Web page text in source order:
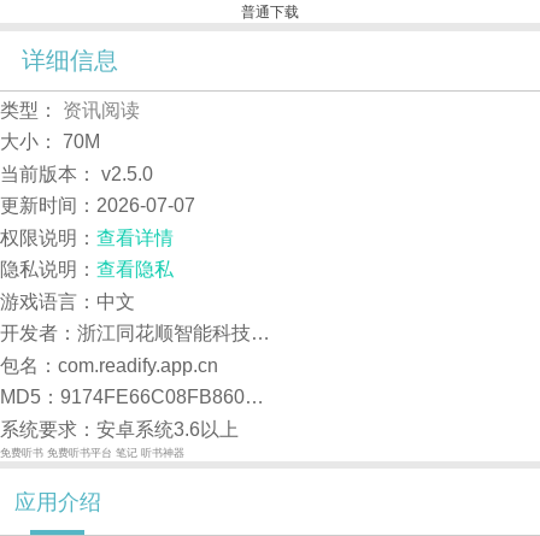
普通下载
详细信息
类型：
资讯阅读
大小：
70M
当前版本：
v2.5.0
更新时间： 2026-07-07
权限说明： 查看详情
隐私说明： 查看隐私
游戏语言：中文
开发者：浙江同花顺智能科技有限公司
包名：com.readify.app.cn
MD5：9174FE66C08FB860636AB7D5DF2F0EAC
系统要求：安卓系统3.6以上
免费听书 免费听书平台 笔记 听书神器
应用介绍